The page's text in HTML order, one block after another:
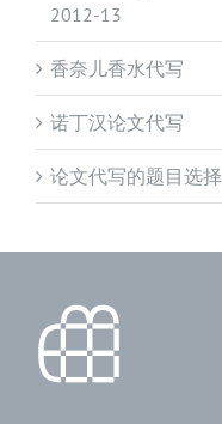
2012-13
香奈儿香水代写
诺丁汉论文代写
论文代写的题目选择